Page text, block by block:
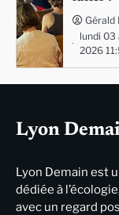
Gérald
lundi 03
2026
Lyon
Lyon Demain est
dédiée à
avec un regard